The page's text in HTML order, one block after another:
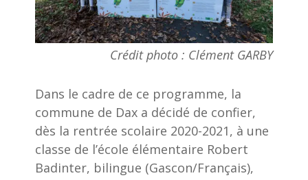
Crédit photo : Clément GARBY
Dans le cadre de ce programme, la
commune de Dax a décidé de confier,
dès la rentrée scolaire 2020-2021, à une
classe de l’école élémentaire Robert
Badinter, bilingue (Gascon/Français),